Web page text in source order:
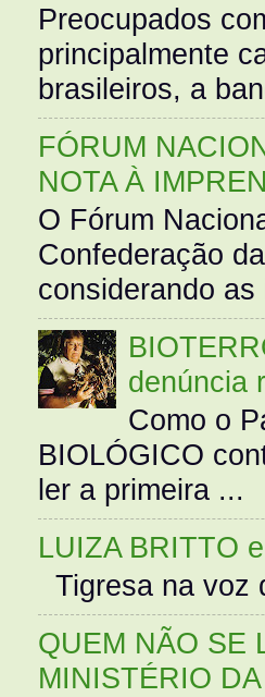
Preocupados
principalmente
brasileiros, a
FÓRUM
NOTA À
O Fórum
Confederação
considerando
denúncia
Como o
BIOLÓGICO
ler a primeira ...
LUIZA BRITTO
Tigresa na voz
QUEM NÃO SE
MINISTÉRIO